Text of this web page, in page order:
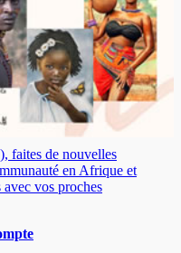
faites de nouvelles
en Afrique et
vos proches